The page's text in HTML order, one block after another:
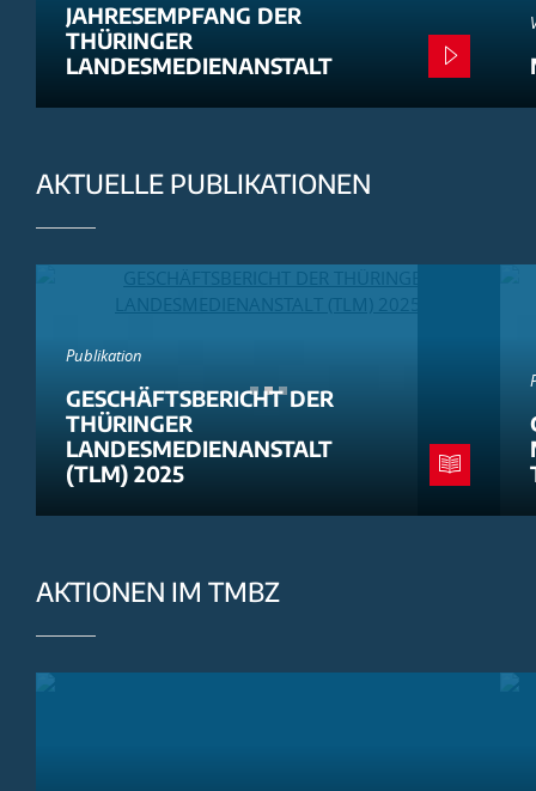
JAHRESEMPFANG DER
THÜRINGER
LANDESMEDIENANSTALT
AKTUELLE PUBLIKATIONEN
Publikation
GESCHÄFTSBERICHT DER
THÜRINGER
LANDESMEDIENANSTALT
(TLM) 2025
AKTIONEN IM TMBZ